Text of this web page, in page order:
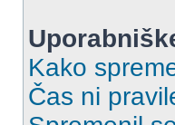
Kako
Čas ni